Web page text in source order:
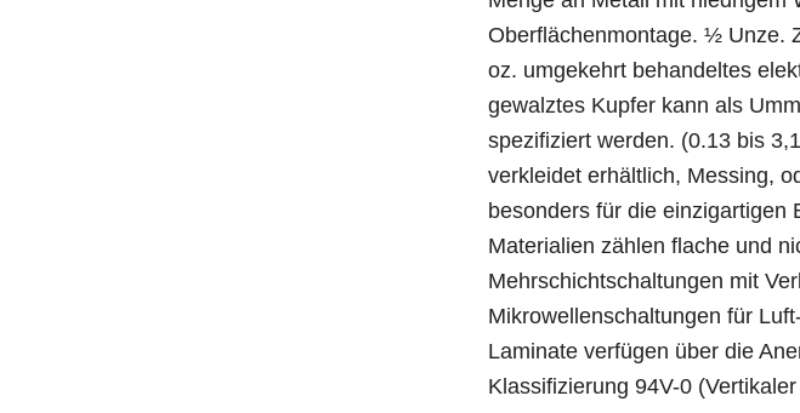
Oberflächenmontage. ½ Unze.
oz. umgekehrt behandeltes
gewalztes Kupfer kann als
spezifiziert werden. (0.13 bis
verkleidet erhältlich, Messing,
besonders für die einzigartigen
Materialien zählen flache und
Mehrschichtschaltungen mit
Mikrowellenschaltungen für
Laminate verfügen über die
Klassifizierung 94V-0